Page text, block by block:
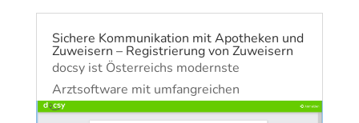
Sichere Kommunikation mit Apotheken und
Zuweisern – Registrierung von Zuweisern
docsy ist Österreichs modernste
Arztsoftware mit umfangreichen
Kommunikationstools zwischen ÄrztInnen,